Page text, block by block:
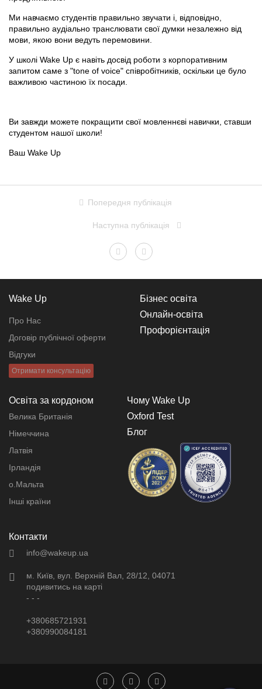
Ми навчаємо студентів правильно звучати і, відповідно,
правильно аудіально транслювати свої думки незалежно від
мови, якою вони ведуть перемовини.
У школі Wake Up є навіть досвід роботи з корпоративним
запитом саме з "tone of voice" співробітників, оскільки це було
важливою частиною їх посади.
Ви завжди можете покращити свої мовленнєві навички, ставши
студентом нашої школи!
Ваш Wake Up
Попередня публікація
Наступна публікація
Wake Up
Про Нас
Договір публічної оферти
Відгуки
Отримати консультацію
Бізнес освіта
Онлайн-освіта
Профорієнтація
Освіта за кордоном
Велика Британія
Німеччина
Латвія
Ірландія
о.Мальта
Інші країни
Чому Wake Up
Oxford Test
Блог
Контакти
info@wakeup.ua
м. Київ, вул. Верхній Вал, 28/12, 04071
подивитись на карті
- - -
+380685721931
+380990084181